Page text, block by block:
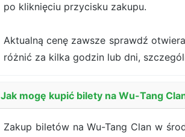
po kliknięciu przycisku zakupu.
Aktualną cenę zawsze sprawdź
różnić za kilka godzin lub dni,
Jak mogę kupić bilety na Wu-Tang
Zakup biletów na Wu-Tang Clan w